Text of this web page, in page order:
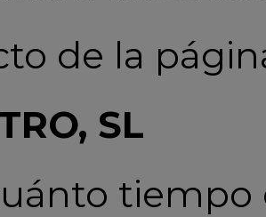
de la
SL
tiempo